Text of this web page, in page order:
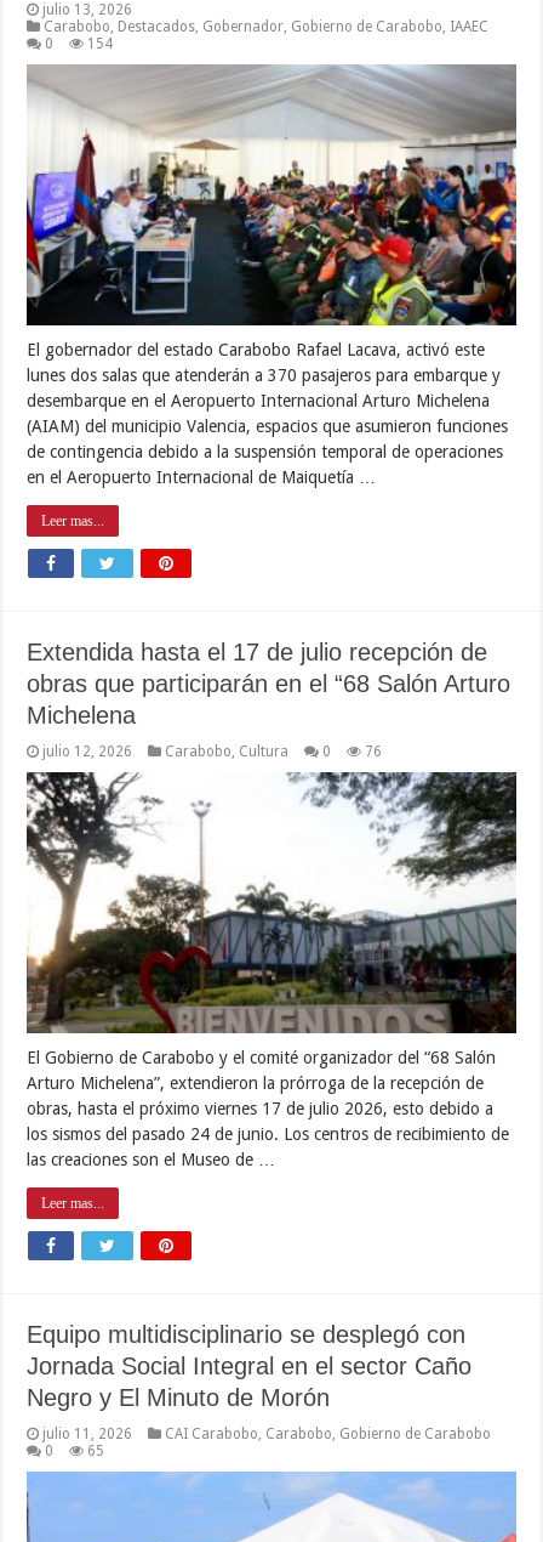
julio 13, 2026
Carabobo, Destacados, Gobernador, Gobierno de Carabobo, IAAEC
0
154
El gobernador del estado Carabobo Rafael Lacava, activó este
lunes dos salas que atenderán a 370 pasajeros para embarque y
desembarque en el Aeropuerto Internacional Arturo Michelena
(AIAM) del municipio Valencia, espacios que asumieron funciones
de contingencia debido a la suspensión temporal de operaciones
en el Aeropuerto Internacional de Maiquetía …
Leer mas...
Extendida hasta el 17 de julio recepción de
obras que participarán en el “68 Salón Arturo
Michelena
julio 12, 2026 Carabobo, Cultura 0 76
El Gobierno de Carabobo y el comité organizador del “68 Salón
Arturo Michelena”, extendieron la prórroga de la recepción de
obras, hasta el próximo viernes 17 de julio 2026, esto debido a
los sismos del pasado 24 de junio. Los centros de recibimiento de
las creaciones son el Museo de …
Leer mas...
Equipo multidisciplinario se desplegó con
Jornada Social Integral en el sector Caño
Negro y El Minuto de Morón
julio 11, 2026 CAI Carabobo, Carabobo, Gobierno de Carabobo
0
65